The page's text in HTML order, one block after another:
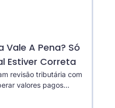
Vale A Pena? Só
Estiver Correta
revisão tributária com
valores pagos...